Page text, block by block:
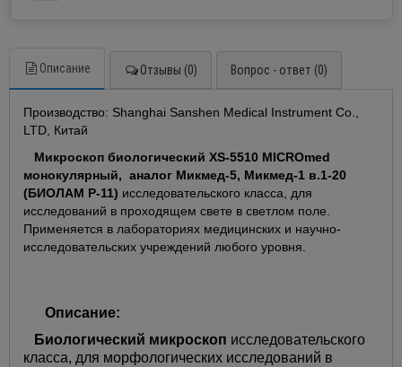
Описание Отзывы (0) Вопрос - ответ (0)
Производство: Shanghai Sanshen Medical Instrument Co.,
LTD, Китай
Микроскоп биологический XS-5510 MICROmed
монокулярный, аналог Микмед-5, Микмед-1 в.1-20
(БИОЛАМ Р-11) исследовательского класса, для
исследований в проходящем свете в светлом поле.
Применяется в лабораториях медицинских и научно-
исследовательских учреждений любого уровня.
Описание:
Биологический микроскоп исследовательского
класса, для морфологических исследований в